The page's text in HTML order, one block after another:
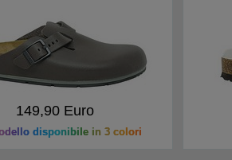
149,90 Euro
disponibile in 3 colori